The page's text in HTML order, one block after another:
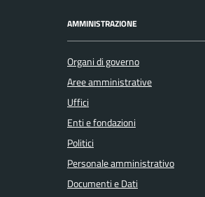
AMMINISTRAZIONE
Organi di governo
Aree amministrative
Uffici
Enti e fondazioni
Politici
Personale amministrativo
Documenti e Dati